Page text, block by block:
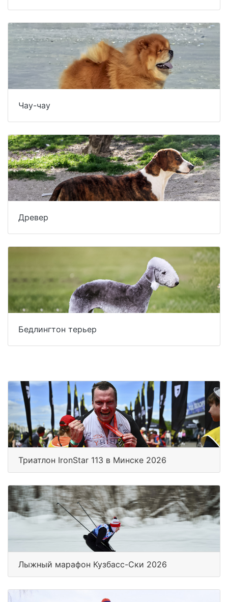
Чау-чау
Древер
Бедлингтон терьер
Триатлон IronStar 113 в Минске 2026
Лыжный марафон Кузбасс-Ски 2026